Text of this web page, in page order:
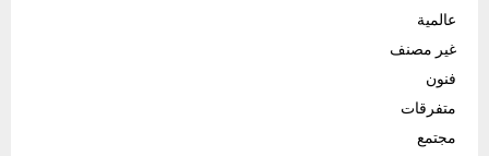
عالمية
غير مصنف
فنون
متفرقات
مجتمع